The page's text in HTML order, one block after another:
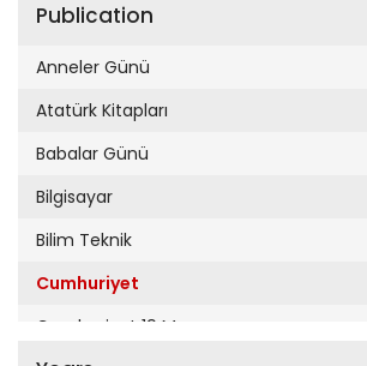
Publication
Anneler Günü
Atatürk Kitapları
Babalar Günü
Bilgisayar
Bilim Teknik
Cumhuriyet
Cumhuriyet 19 Mayıs